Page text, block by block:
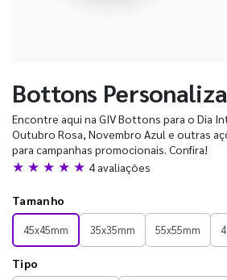
Bottons
Encontre aqui na GIV Bottons para o Dia
Outubro Rosa, Novembro Azul e outras
para campanhas promocionais. Confira!
★ ★ ★ ★ ★ 4 avaliações
Tamanho
45x45mm 35x35mm 55x55mm
Tipo